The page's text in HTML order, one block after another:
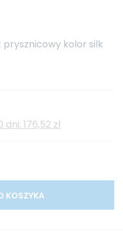
prysznicowy kolor silk
176,52 zł
KOSZYKA